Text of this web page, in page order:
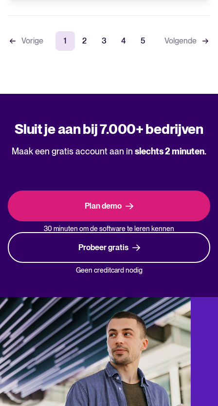
Vorige 1 2 3 4 5 Volgende
Sluit je aan bij 7.000+ bedrijven
Maak een gratis account aan in slechts 2 minuten.
Plan demo
30 minuten om de software te leren kennen
Probeer gratis
Geen creditcard nodig